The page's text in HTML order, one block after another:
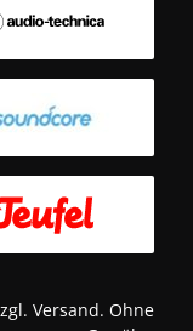
Versand. Ohne